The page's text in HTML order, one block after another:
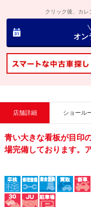
クリック後、カ
オン
店舗詳細 ショール
青い大きな看板が目印
場完備しております。